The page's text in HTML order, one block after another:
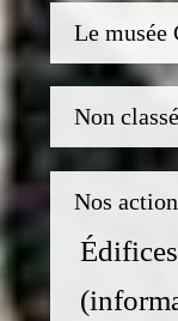
Le musée
Non classé
Nos